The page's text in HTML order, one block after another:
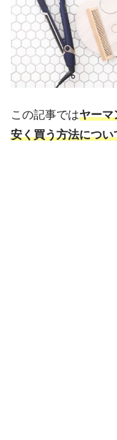
この記事ではヤーマ
安く買う方法につい